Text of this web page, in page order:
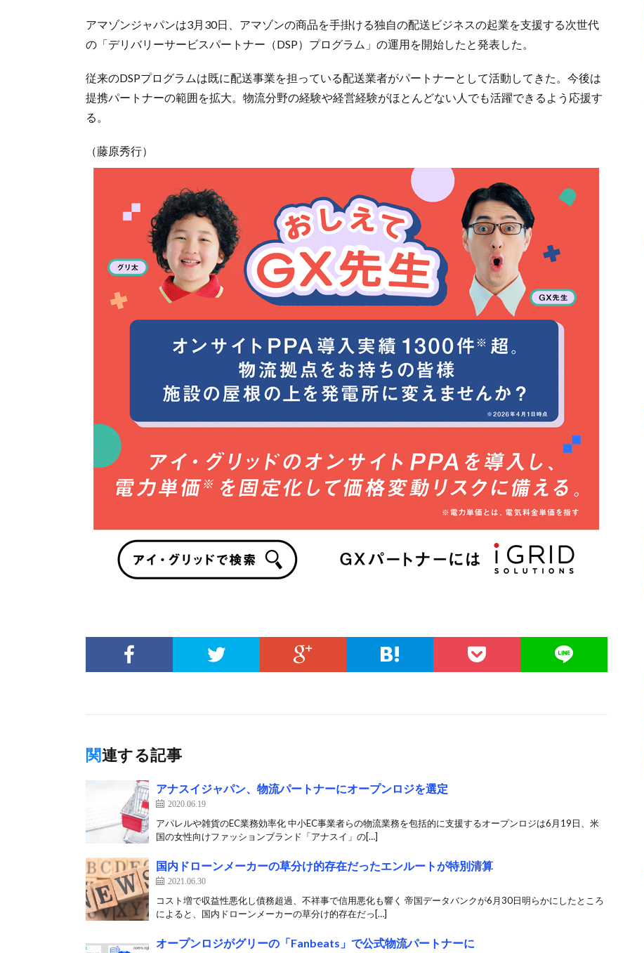
アマゾンジャパンは3月30日、アマゾンの商品を手掛ける独自の配送ビジネスの起業を支援する次世代
の「デリバリーサービスパートナー（DSP）プログラム」の運用を開始したと発表した。
従来のDSPプログラムは既に配送事業を担っている配送業者がパートナーとして活動してきた。今後は
提携パートナーの範囲を拡大。物流分野の経験や経営経験がほとんどない人でも活躍できるよう応援す
る。
（藤原秀行）
関連する記事
アナスイジャパン、物流パートナーにオープンロジを選定
2020.06.19
アパレルや雑貨のEC業務効率化 中小EC事業者らの物流業務を包括的に支援するオープンロジは6月19日、米
国の女性向けファッションブランド「アナスイ」の[…]
国内ドローンメーカーの草分け的存在だったエンルートが特別清算
2021.06.30
コスト増で収益性悪化し債務超過、不祥事で信用悪化も響く 帝国データバンクが6月30日明らかにしたところ
によると、国内ドローンメーカーの草分け的存在だっ[…]
オープンロジがグリーの「Fanbeats」で公式物流パートナーに